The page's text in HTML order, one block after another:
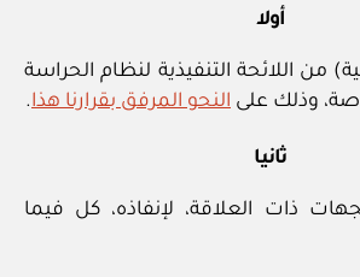
أولا
من اللائحة التنفيذية لنظام الحراسة
وذلك على النحو المرفق بقرارنا هذا.
ثانيا
ذات العلاقة، لإنفاذه، كل فيما